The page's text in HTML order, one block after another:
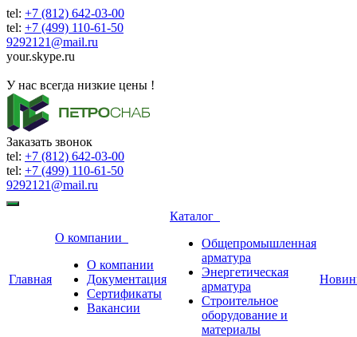
tel: +7 (812) 642-03-00
tel: +7 (499) 110-61-50
9292121@mail.ru
your.skype.ru
У нас всегда низкие цены !
Заказать звонок
tel: +7 (812) 642-03-00
tel: +7 (499) 110-61-50
9292121@mail.ru
Главная
О компании
О компании
Документация
Сертификаты
Вакансии
Каталог
Общепромышленная
арматура
Энергетическая
арматура
Строительное
оборудование и
материалы